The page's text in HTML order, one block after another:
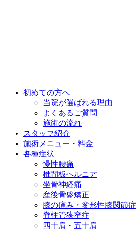
初めての方へ
当院が選ばれる理由
よくあるご質問
施術の流れ
スタッフ紹介
施術メニュー・料金
各種症状
慢性腰痛
椎間板ヘルニア
坐骨神経痛
産後骨盤矯正
膝の痛み・変形性膝関節症
脊柱管狭窄症
四十肩・五十肩